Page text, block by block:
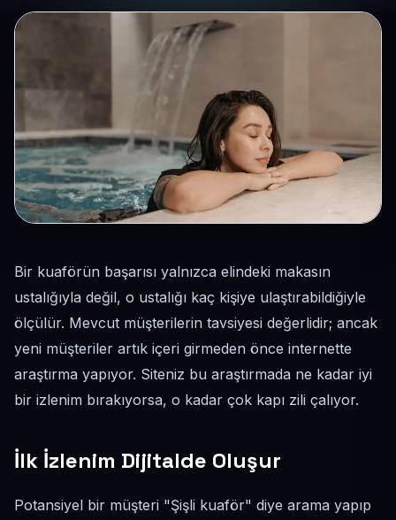
Bir kuaförün başarısı yalnızca elindeki makasın
ustalığıyla değil, o ustalığı kaç kişiye ulaştırabildiğiyle
ölçülür. Mevcut müşterilerin tavsiyesi değerlidir; ancak
yeni müşteriler artık içeri girmeden önce internette
araştırma yapıyor. Siteniz bu araştırmada ne kadar iyi
bir izlenim bırakıyorsa, o kadar çok kapı zili çalıyor.
İlk İzlenim Dijitalde Oluşur
Potansiyel bir müşteri "Şişli kuaför" diye arama yapıp